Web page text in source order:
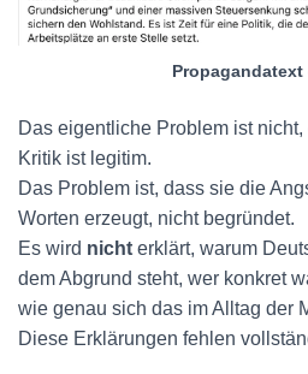
Propagandatext
Das eigentliche Problem ist
Kritik ist legitim.
Das Problem ist, dass sie die
Worten erzeugt, nicht begründet.
Es wird nicht erklärt, warum
dem Abgrund steht, wer konkret
wie genau sich das im Alltag der
Diese Erklärungen fehlen